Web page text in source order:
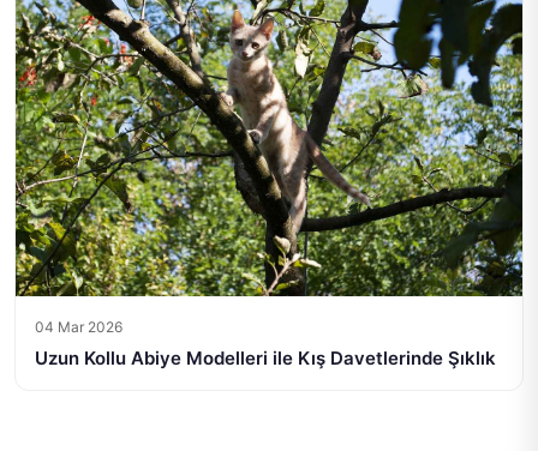
04 Mar 2026
Uzun Kollu Abiye Modelleri ile Kış Davetlerinde Şıklık